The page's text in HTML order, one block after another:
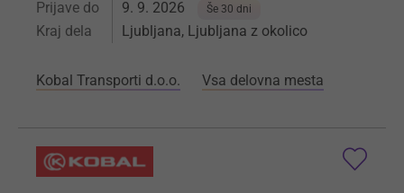
Prijave do 9. 9. 2026 Še 30 dni
Kraj dela Ljubljana, Ljubljana z okolico
Kobal Transporti d.o.o. Vsa delovna mesta